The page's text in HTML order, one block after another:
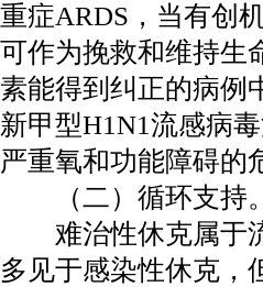
重症ARDS，当有创
可作为挽救和维持生
素能得到纠正的病例
新甲型H1N1流感病
严重氧和功能障碍的
（二）循环支持。
难治性休克属于流
多见于感染性休克，